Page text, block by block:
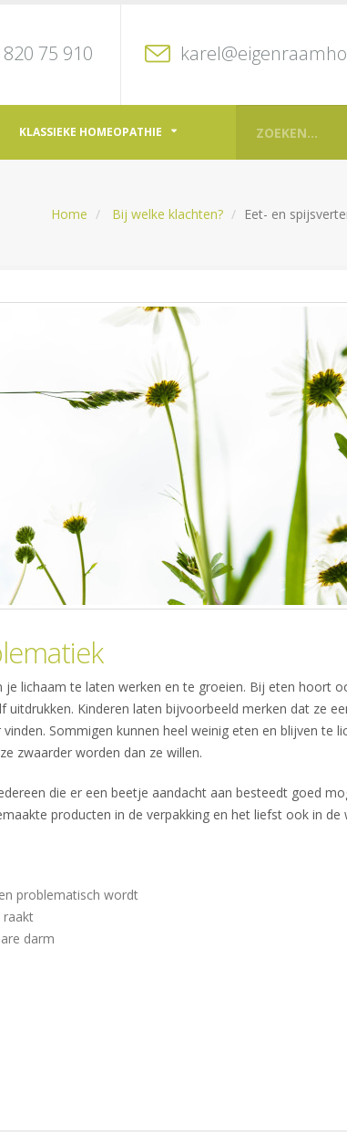
75 910
KLASSIEKE HOMEOPATHIE
Home Bij welke klachten? Eet- en
lichaam te laten werken en te groeien. Bij eten hoort
Kinderen laten bijvoorbeeld merken dat ze
Sommigen kunnen heel weinig eten en blijven te
zwaarder worden dan ze willen.
die er een beetje aandacht aan besteedt goed
producten in de verpakking en het liefst ook in de
problematisch wordt
raakt
darm